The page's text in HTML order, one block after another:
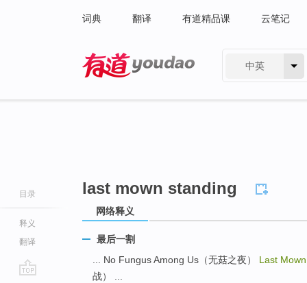
词典 翻译 有道精品课 云笔记
中英
目录
释义
翻译
last mown standing
网络释义
最后一割
... No Fungus Among Us（无菇之夜） Last
战） ...